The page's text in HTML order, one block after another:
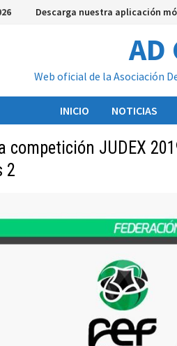
Descarga nuestra aplicación
Web oficial de la Asociación
INICIO NOTICIAS
competición JUDEX
2